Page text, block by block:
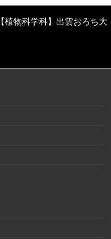
【植物科学科】出雲おろち大